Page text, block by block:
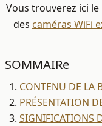
Vous trouverez ici
des caméras WiFi
SOMMAIRe
CONTENU DE LA
PRÉSENTATION
SIGNIFICATIONS